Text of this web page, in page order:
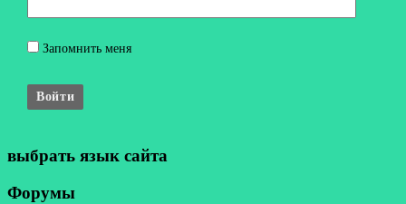
Запомнить меня
Войти
выбрать язык сайта
Форумы